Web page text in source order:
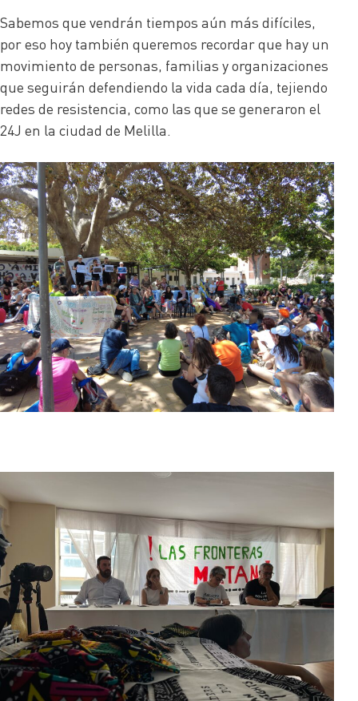
Sabemos que vendrán tiempos aún más difíciles,
por eso hoy también queremos recordar que hay un
movimiento de personas, familias y organizaciones
que seguirán defendiendo la vida cada día, tejiendo
redes de resistencia, como las que se generaron el
24J en la ciudad de Melilla.